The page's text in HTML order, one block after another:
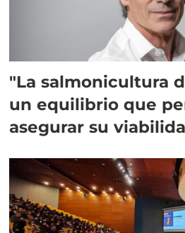
"La salmonicultura
un equilibrio que
asegurar su